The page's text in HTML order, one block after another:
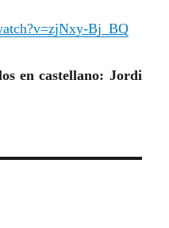
Bj_BQ
en castellano: Jordi